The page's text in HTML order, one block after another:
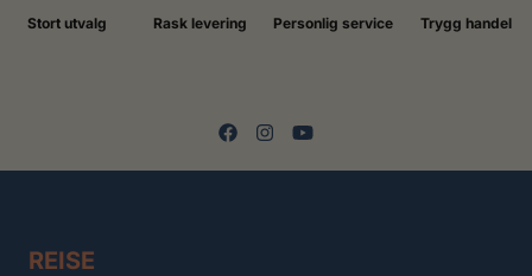
Stort utvalg Rask levering Personlig service Trygg handel
REISE